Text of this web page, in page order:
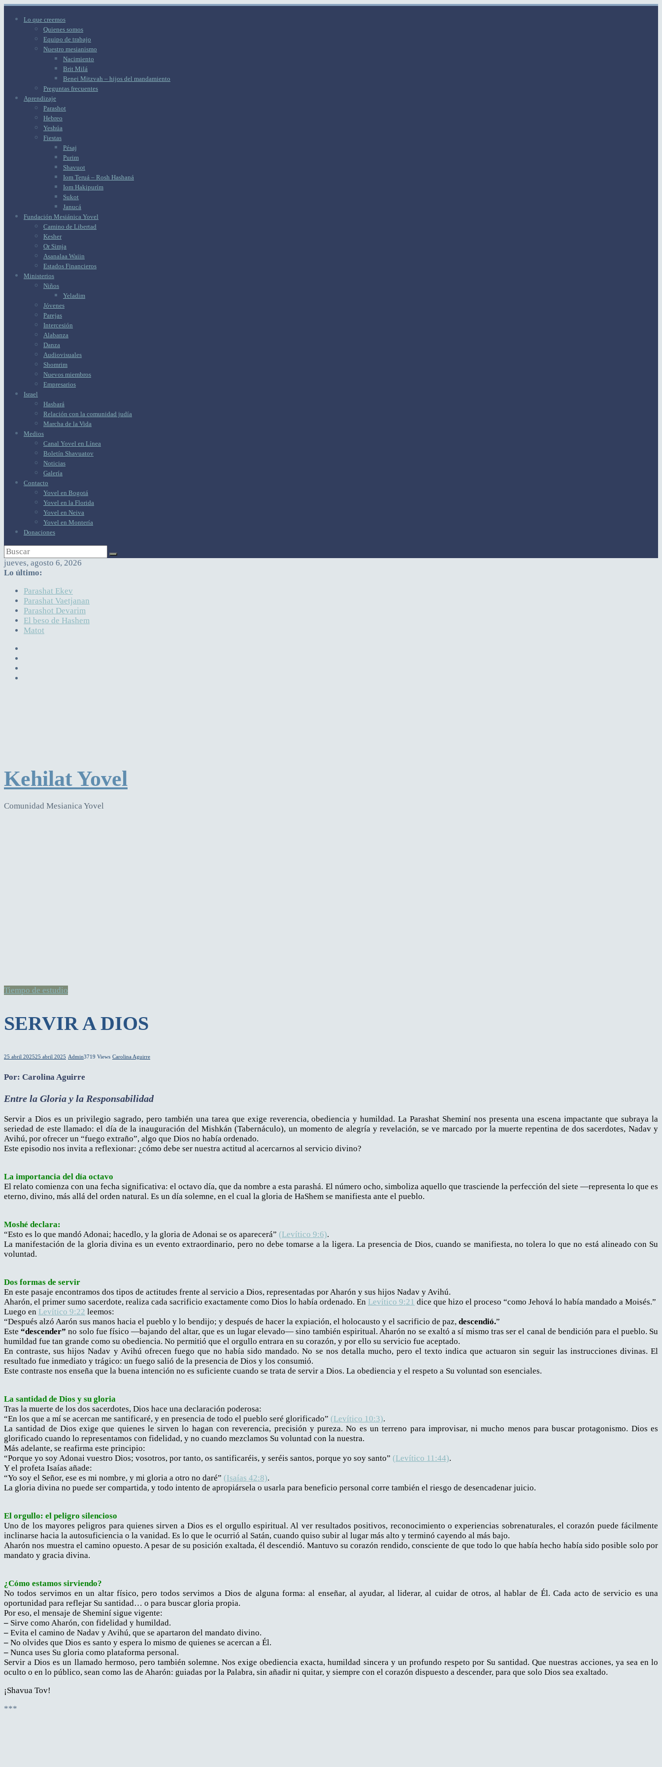
Lo que creemos
Quienes somos
Equipo de trabajo
Nuestro mesianismo
Nacimiento
Brit Milá
Benei Mitzvah – hijos del mandamiento
Preguntas frecuentes
Aprendizaje
Parashot
Hebreo
Yeshúa
Fiestas
Pésaj
Purim
Shavuot
Iom Teruá – Rosh Hashaná
Iom Hakipurím
Sukot
Janucá
Fundación Mesiánica Yovel
Camino de Libertad
Kesher
Or Simja
Asanalaa Waiin
Estados Financieros
Ministerios
Niños
Yeladim
Jóvenes
Parejas
Intercesión
Alabanza
Danza
Audiovisuales
Shomrim
Nuevos miembros
Empresarios
Israel
Hasbará
Relación con la comunidad judía
Marcha de la Vida
Medios
Canal Yovel en Línea
Boletín Shavuatov
Noticias
Galería
Contacto
Yovel en Bogotá
Yovel en la Florida
Yovel en Neiva
Yovel en Montería
Donaciones
jueves, agosto 6, 2026
Lo último:
Parashat Ekev
Parashat Vaetjanan
Parashot Devarim
El beso de Hashem
Matot
Kehilat Yovel
Comunidad Mesianica Yovel
Tiempo de estudio
SERVIR A DIOS
25 abril 202525 abril 2025 Admin3719 Views Carolina Aguirre
Por: Carolina Aguirre
Entre la Gloria y la Responsabilidad
Servir a Dios es un privilegio sagrado, pero también una tarea que exige reverencia, obediencia y humildad. La Parashat Sheminí nos presenta una escena impactante que subraya la
seriedad de este llamado: el día de la inauguración del Mishkán (Tabernáculo), un momento de alegría y revelación, se ve marcado por la muerte repentina de dos sacerdotes, Nadav y
Avihú, por ofrecer un “fuego extraño”, algo que Dios no había ordenado.
Este episodio nos invita a reflexionar: ¿cómo debe ser nuestra actitud al acercarnos al servicio divino?
La importancia del día octavo
El relato comienza con una fecha significativa: el octavo día, que da nombre a esta parashá. El número ocho, simboliza aquello que trasciende la perfección del siete —representa lo que es
eterno, divino, más allá del orden natural. Es un día solemne, en el cual la gloria de HaShem se manifiesta ante el pueblo.
Moshé declara:
“Esto es lo que mandó Adonai; hacedlo, y la gloria de Adonai se os aparecerá” (Levítico 9:6).
La manifestación de la gloria divina es un evento extraordinario, pero no debe tomarse a la ligera. La presencia de Dios, cuando se manifiesta, no tolera lo que no está alineado con Su
voluntad.
Dos formas de servir
En este pasaje encontramos dos tipos de actitudes frente al servicio a Dios, representadas por Aharón y sus hijos Nadav y Avihú.
Aharón, el primer sumo sacerdote, realiza cada sacrificio exactamente como Dios lo había ordenado. En Levítico 9:21 dice que hizo el proceso “como Jehová lo había mandado a Moisés.”
Luego en Levítico 9:22 leemos:
“Después alzó Aarón sus manos hacia el pueblo y lo bendijo; y después de hacer la expiación, el holocausto y el sacrificio de paz, descendió.”
Este“descender” no solo fue físico —bajando del altar, que es un lugar elevado— sino también espiritual. Aharón no se exaltó a sí mismo tras ser el canal de bendición para el pueblo. Su
humildad fue tan grande como su obediencia. No permitió que el orgullo entrara en su corazón, y por ello su servicio fue aceptado.
En contraste, sus hijos Nadav y Avihú ofrecen fuego que no había sido mandado. No se nos detalla mucho, pero el texto indica que actuaron sin seguir las instrucciones divinas. El
resultado fue inmediato y trágico: un fuego salió de la presencia de Dios y los consumió.
Este contraste nos enseña que la buena intención no es suficiente cuando se trata de servir a Dios. La obediencia y el respeto a Su voluntad son esenciales.
La santidad de Dios y su gloria
Tras la muerte de los dos sacerdotes, Dios hace una declaración poderosa:
“En los que a mí se acercan me santificaré, y en presencia de todo el pueblo seré glorificado” (Levítico 10:3).
La santidad de Dios exige que quienes le sirven lo hagan con reverencia, precisión y pureza. No es un terreno para improvisar, ni mucho menos para buscar protagonismo. Dios es
glorificado cuando lo representamos con fidelidad, y no cuando mezclamos Su voluntad con la nuestra.
Más adelante, se reafirma este principio:
“Porque yo soy Adonai vuestro Dios; vosotros, por tanto, os santificaréis, y seréis santos, porque yo soy santo” (Levítico 11:44).
Y el profeta Isaías añade:
“Yo soy el Señor, ese es mi nombre, y mi gloria a otro no daré” (Isaías 42:8).
La gloria divina no puede ser compartida, y todo intento de apropiársela o usarla para beneficio personal corre también el riesgo de desencadenar juicio.
El orgullo: el peligro silencioso
Uno de los mayores peligros para quienes sirven a Dios es el orgullo espiritual. Al ver resultados positivos, reconocimiento o experiencias sobrenaturales, el corazón puede fácilmente
inclinarse hacia la autosuficiencia o la vanidad. Es lo que le ocurrió al Satán, cuando quiso subir al lugar más alto y terminó cayendo al más bajo.
Aharón nos muestra el camino opuesto. A pesar de su posición exaltada, él descendió. Mantuvo su corazón rendido, consciente de que todo lo que había hecho había sido posible solo por
mandato y gracia divina.
¿Cómo estamos sirviendo?
No todos servimos en un altar físico, pero todos servimos a Dios de alguna forma: al enseñar, al ayudar, al liderar, al cuidar de otros, al hablar de Él. Cada acto de servicio es una
oportunidad para reflejar Su santidad… o para buscar gloria propia.
Por eso, el mensaje de Sheminí sigue vigente:
– Sirve como Aharón, con fidelidad y humildad.
– Evita el camino de Nadav y Avihú, que se apartaron del mandato divino.
– No olvides que Dios es santo y espera lo mismo de quienes se acercan a Él.
– Nunca uses Su gloria como plataforma personal.
Servir a Dios es un llamado hermoso, pero también solemne. Nos exige obediencia exacta, humildad sincera y un profundo respeto por Su santidad. Que nuestras acciones, ya sea en lo
oculto o en lo público, sean como las de Aharón: guiadas por la Palabra, sin añadir ni quitar, y siempre con el corazón dispuesto a descender, para que solo Dios sea exaltado.
¡Shavua Tov!
***